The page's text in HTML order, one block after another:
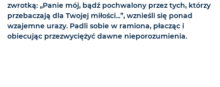
zwrotką: „Panie mój, bądź pochwalony przez tych, którzy
przebaczają dla Twojej miłości...”, wznieśli się ponad
wzajemne urazy. Padli sobie w ramiona, płacząc i
obiecując przezwyciężyć dawne nieporozumienia.